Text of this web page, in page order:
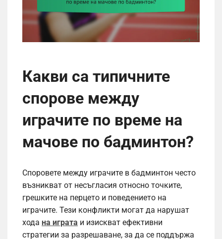
Какви са типичните
спорове между
играчите по време на
мачове по бадминтон?
Споровете между играчите в бадминтон често
възникват от несъгласия относно точките,
грешките на перцето и поведението на
играчите. Тези конфликти могат да нарушат
хода на играта и изискват ефективни
стратегии за разрешаване, за да се поддържа